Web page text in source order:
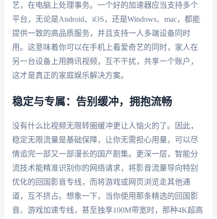
艺，在电脑上处理事务。一个好的加速器应当支持多个
平台，无论是Android、iOS，还是Windows、mac，都能
提供一致的高品质服务，并且支持一人多端设备同时
用。这意味着你可以在手机上看爱奇艺的同时，家人在
另一台设备上用腾讯视频，互不干扰，共享一个账户，
这才是真正的家庭娱乐解决方案。
稳定与专属：告别缓冲，拥抱流畅
没有什么比视频无限转圈缓冲更让人恼火的了。因此，
稳定无限流量是基础保障，让你无需担心用量，可以尽
情追完一部又一部漫长的国产剧集。更深一层，智能分
流技术能精准识别你的网络请求，将影音流量导向特别
优化的回国影音专线，而将游戏或网页浏览走其他通
道，互不挤占。想象一下，当你使用那条精选的回国影
音、游戏加速专线，甚至独享100M带宽时，那种4K超高